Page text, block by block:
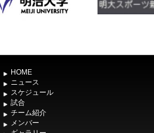
HOME
ニュース
スケジュール
試合
チーム紹介
メンバー